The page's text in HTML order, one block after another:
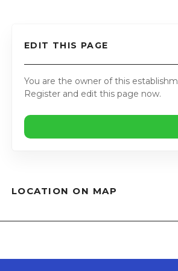
EDIT THIS PAGE
You are the owner of this
Register and edit this page now.
LOCATION ON MAP